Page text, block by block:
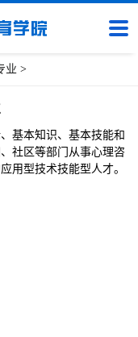
业 >
基本知识、基本技能和
社区等部门从事心理咨
用型技术技能型人才。